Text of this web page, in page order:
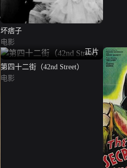
坏痞子
电影
正片
第四十二街（42nd Street）
电影